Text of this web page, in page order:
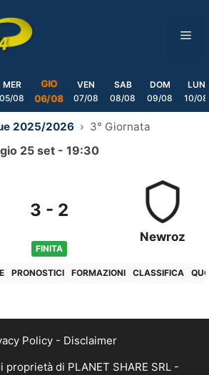
MER
05/08
GIO
06/08
VEN
07/08
SAB
08/08
DOM
09/08
LUN
10/08
2025/2026 3° Giornata
gio 25 set - 19:30
3 - 2
FINITA
Newroz
PRONOSTICI FORMAZIONI CLASSIFICA
Policy- Disclaimer
di PLANET SHARE SRL -